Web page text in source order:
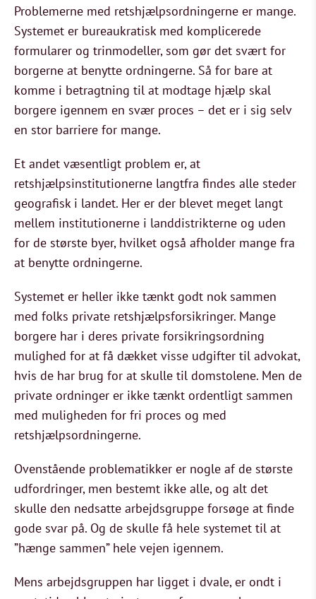
Problemerne med retshjælpsordningerne er mange.
Systemet er bureaukratisk med komplicerede
formularer og trinmodeller, som gør det svært for
borgerne at benytte ordningerne. Så for bare at
komme i betragtning til at modtage hjælp skal
borgere igennem en svær proces – det er i sig selv
en stor barriere for mange.
Et andet væsentligt problem er, at
retshjælpsinstitutionerne langtfra findes alle steder
geografisk i landet. Her er der blevet meget langt
mellem institutionerne i landdistrikterne og uden
for de største byer, hvilket også afholder mange fra
at benytte ordningerne.
Systemet er heller ikke tænkt godt nok sammen
med folks private retshjælpsforsikringer. Mange
borgere har i deres private forsikringsordning
mulighed for at få dækket visse udgifter til advokat,
hvis de har brug for at skulle til domstolene. Men de
private ordninger er ikke tænkt ordentligt sammen
med muligheden for fri proces og med
retshjælpsordningerne.
Ovenstående problematikker er nogle af de største
udfordringer, men bestemt ikke alle, og alt det
skulle den nedsatte arbejdsgruppe forsøge at finde
gode svar på. Og de skulle få hele systemet til at
”hænge sammen” hele vejen igennem.
Mens arbejdsgruppen har ligget i dvale, er ondt i